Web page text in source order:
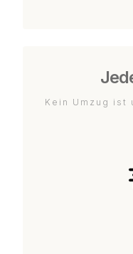
Kein Umzug ist